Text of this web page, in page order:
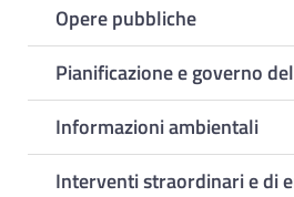
Opere pubbliche
Pianificazione e governo
Informazioni ambientali
Interventi straordinari e di